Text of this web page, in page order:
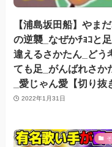
【浦島坂田船】やま
の逆襲_なぜかﾁｮｺと
違えるさかたん_どう
ても足_がんばれさか
_愛じゃん愛【切り抜
2022年1月31日